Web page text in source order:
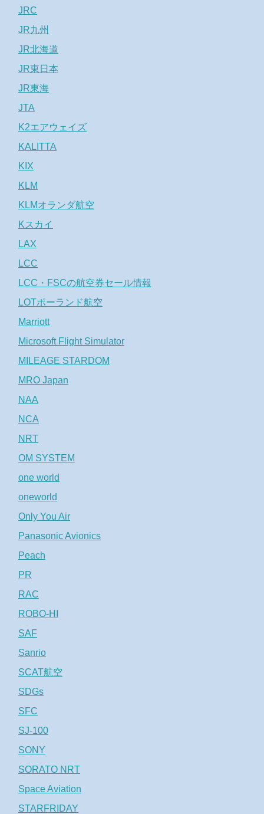
JRC
JR九州
JR北海道
JR東日本
JR東海
JTA
K2エアウェイズ
KALITTA
KIX
KLM
KLMオランダ航空
Kスカイ
LAX
LCC
LCC・FSCの航空券セール情報
LOTポーランド航空
Marriott
Microsoft Flight Simulator
MILEAGE STARDOM
MRO Japan
NAA
NCA
NRT
OM SYSTEM
one world
oneworld
Only You Air
Panasonic Avionics
Peach
PR
RAC
ROBO-HI
SAF
Sanrio
SCAT航空
SDGs
SFC
SJ-100
SONY
SORATO NRT
Space Aviation
STARFRIDAY